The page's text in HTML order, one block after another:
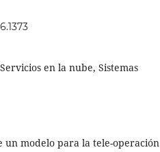
en la nube, Sistemas
un modelo para la tele-operación